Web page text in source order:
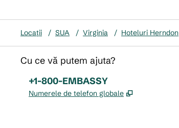
Locații / SUA / Virginia / Hoteluri Herndon
Cu ce vă putem ajuta?
Telefon:
+1-800-EMBASSY
Numerele de telefon globale ,